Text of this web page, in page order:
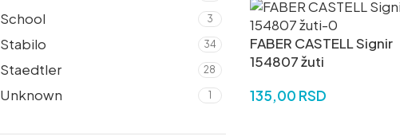
School 3
Stabilo 34
Staedtler 28
Unknown 1
FABER CASTELL Signir
154807 žuti
135,00 RSD